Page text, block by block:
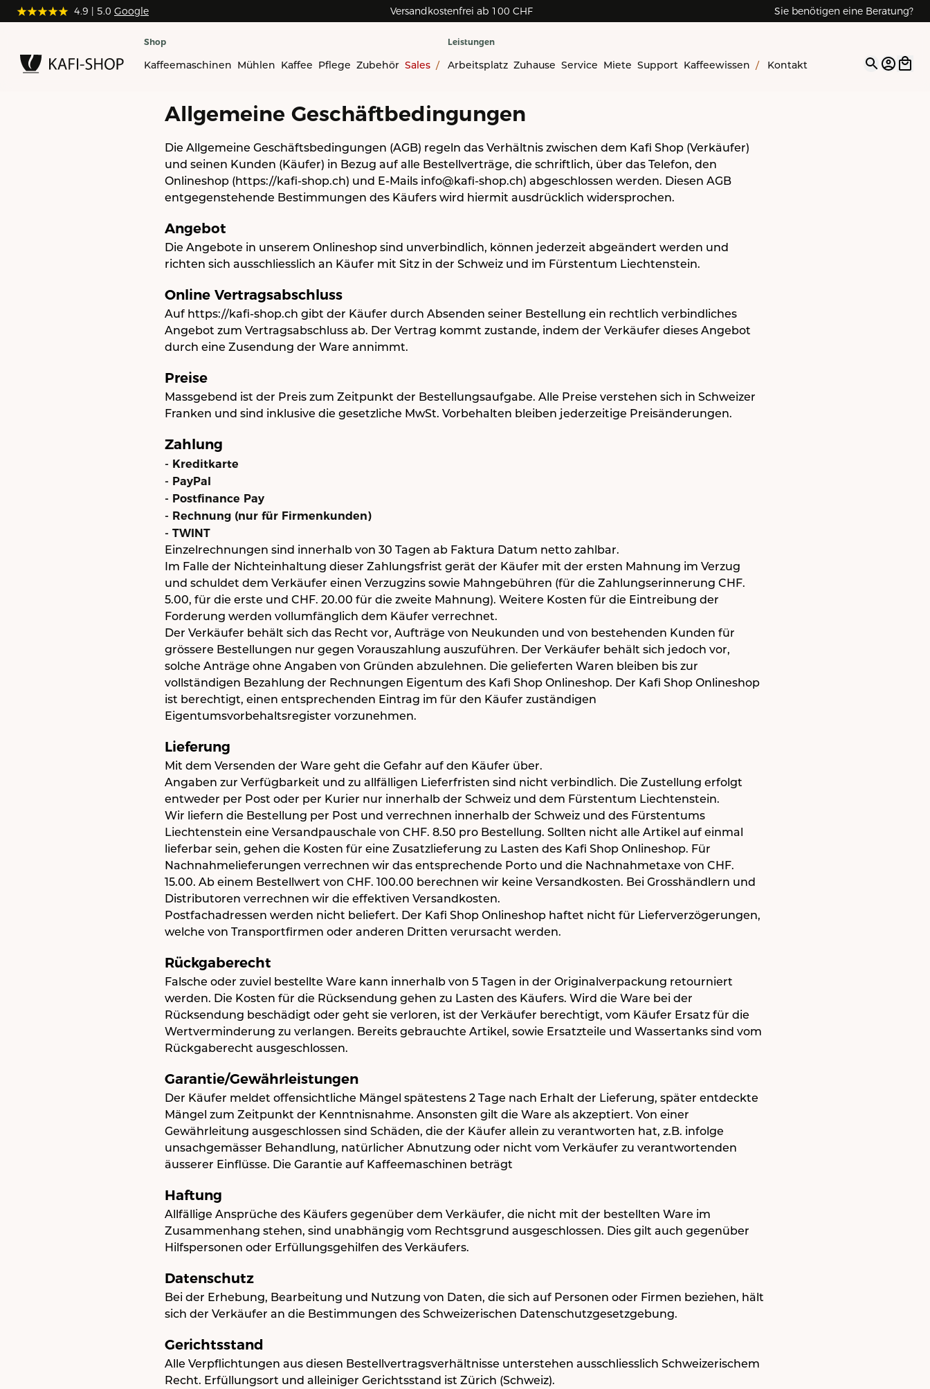
4.9 | 5.0 Google Versandkostenfrei ab 100 CHF Sie benötigen eine Beratung?
4.9 | 5.0 Google Rechnungskauf für Geschäftskunden Reparaturen & Service
Shop
Kaffeemaschinen Mühlen Kaffee Pflege Zubehör Sales /
Leistungen
Arbeitsplatz Zuhause Service Miete Support Kaffeewissen / Kontakt Open
Allgemeine Geschäftbedingungen
Die Allgemeine Geschäftsbedingungen (AGB) regeln das Verhältnis zwischen dem Kafi Shop (Verkäufer)
und seinen Kunden (Käufer) in Bezug auf alle Bestellverträge, die schriftlich, über das Telefon, den
Onlineshop (https://kafi-shop.ch) und E-Mails info@kafi-shop.ch) abgeschlossen werden. Diesen AGB
entgegenstehende Bestimmungen des Käufers wird hiermit ausdrücklich widersprochen.
Angebot
Die Angebote in unserem Onlineshop sind unverbindlich, können jederzeit abgeändert werden und
richten sich ausschliesslich an Käufer mit Sitz in der Schweiz und im Fürstentum Liechtenstein.
Online Vertragsabschluss
Auf https://kafi-shop.ch gibt der Käufer durch Absenden seiner Bestellung ein rechtlich verbindliches
Angebot zum Vertragsabschluss ab. Der Vertrag kommt zustande, indem der Verkäufer dieses Angebot
durch eine Zusendung der Ware annimmt.
Preise
Massgebend ist der Preis zum Zeitpunkt der Bestellungsaufgabe. Alle Preise verstehen sich in Schweizer
Franken und sind inklusive die gesetzliche MwSt. Vorbehalten bleiben jederzeitige Preisänderungen.
Zahlung
- Kreditkarte
- PayPal
- Postfinance Pay
- Rechnung (nur für Firmenkunden)
- TWINT
Einzelrechnungen sind innerhalb von 30 Tagen ab Faktura Datum netto zahlbar.
Im Falle der Nichteinhaltung dieser Zahlungsfrist gerät der Käufer mit der ersten Mahnung im Verzug
und schuldet dem Verkäufer einen Verzugzins sowie Mahngebühren (für die Zahlungserinnerung CHF.
5.00, für die erste und CHF. 20.00 für die zweite Mahnung). Weitere Kosten für die Eintreibung der
Forderung werden vollumfänglich dem Käufer verrechnet.
Der Verkäufer behält sich das Recht vor, Aufträge von Neukunden und von bestehenden Kunden für
grössere Bestellungen nur gegen Vorauszahlung auszuführen. Der Verkäufer behält sich jedoch vor,
solche Anträge ohne Angaben von Gründen abzulehnen. Die gelieferten Waren bleiben bis zur
vollständigen Bezahlung der Rechnungen Eigentum des Kafi Shop Onlineshop. Der Kafi Shop Onlineshop
ist berechtigt, einen entsprechenden Eintrag im für den Käufer zuständigen
Eigentumsvorbehaltsregister vorzunehmen.
Lieferung
Mit dem Versenden der Ware geht die Gefahr auf den Käufer über.
Angaben zur Verfügbarkeit und zu allfälligen Lieferfristen sind nicht verbindlich. Die Zustellung erfolgt
entweder per Post oder per Kurier nur innerhalb der Schweiz und dem Fürstentum Liechtenstein.
Wir liefern die Bestellung per Post und verrechnen innerhalb der Schweiz und des Fürstentums
Liechtenstein eine Versandpauschale von CHF. 8.50 pro Bestellung. Sollten nicht alle Artikel auf einmal
lieferbar sein, gehen die Kosten für eine Zusatzlieferung zu Lasten des Kafi Shop Onlineshop. Für
Nachnahmelieferungen verrechnen wir das entsprechende Porto und die Nachnahmetaxe von CHF.
15.00. Ab einem Bestellwert von CHF. 100.00 berechnen wir keine Versandkosten. Bei Grosshändlern und
Distributoren verrechnen wir die effektiven Versandkosten.
Postfachadressen werden nicht beliefert. Der Kafi Shop Onlineshop haftet nicht für Lieferverzögerungen,
welche von Transportfirmen oder anderen Dritten verursacht werden.
Rückgaberecht
Falsche oder zuviel bestellte Ware kann innerhalb von 5 Tagen in der Originalverpackung retourniert
werden. Die Kosten für die Rücksendung gehen zu Lasten des Käufers. Wird die Ware bei der
Rücksendung beschädigt oder geht sie verloren, ist der Verkäufer berechtigt, vom Käufer Ersatz für die
Wertverminderung zu verlangen. Bereits gebrauchte Artikel, sowie Ersatzteile und Wassertanks sind vom
Rückgaberecht ausgeschlossen.
Garantie/Gewährleistungen
Der Käufer meldet offensichtliche Mängel spätestens 2 Tage nach Erhalt der Lieferung, später entdeckte
Mängel zum Zeitpunkt der Kenntnisnahme. Ansonsten gilt die Ware als akzeptiert. Von einer
Gewährleitung ausgeschlossen sind Schäden, die der Käufer allein zu verantworten hat, z.B. infolge
unsachgemässer Behandlung, natürlicher Abnutzung oder nicht vom Verkäufer zu verantwortenden
äusserer Einflüsse. Die Garantie auf Kaffeemaschinen beträgt
Haftung
Allfällige Ansprüche des Käufers gegenüber dem Verkäufer, die nicht mit der bestellten Ware im
Zusammenhang stehen, sind unabhängig vom Rechtsgrund ausgeschlossen. Dies gilt auch gegenüber
Hilfspersonen oder Erfüllungsgehilfen des Verkäufers.
Datenschutz
Bei der Erhebung, Bearbeitung und Nutzung von Daten, die sich auf Personen oder Firmen beziehen, hält
sich der Verkäufer an die Bestimmungen des Schweizerischen Datenschutzgesetzgebung.
Gerichtsstand
Alle Verpflichtungen aus diesen Bestellvertragsverhältnisse unterstehen ausschliesslich Schweizerischem
Recht. Erfüllungsort und alleiniger Gerichtsstand ist Zürich (Schweiz).